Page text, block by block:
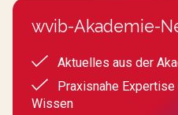
wvib-Akademie-
Aktuelles aus der
Praxisnahe
Wissen